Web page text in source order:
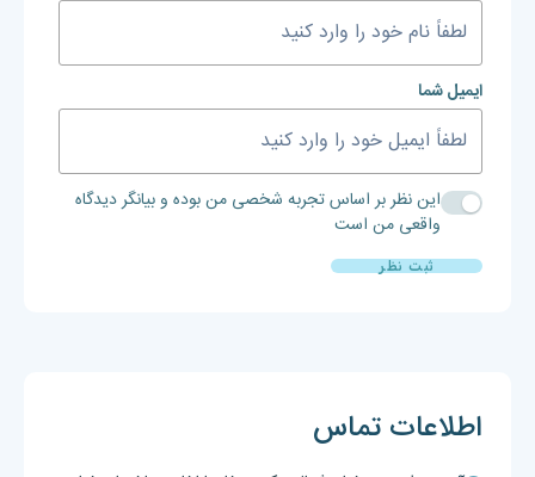
ایمیل شما
این نظر بر اساس تجربه شخصی من بوده و بیانگر دیدگاه
واقعی من است
ثبت نظر
اطلاعات تماس